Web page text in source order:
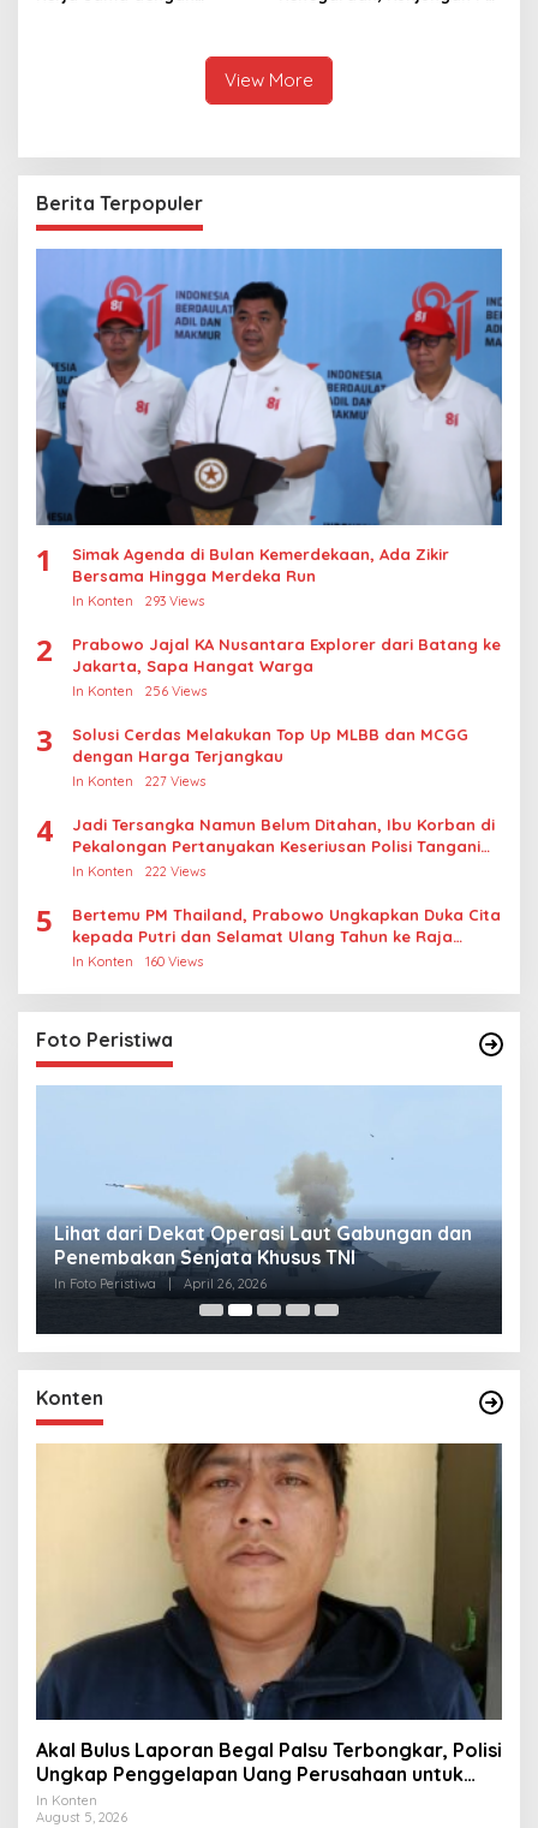
View More
Berita Terpopuler
1
Simak Agenda di Bulan Kemerdekaan, Ada Zikir
Bersama Hingga Merdeka Run
In Konten 293 Views
2
Prabowo Jajal KA Nusantara Explorer dari Batang ke
Jakarta, Sapa Hangat Warga
In Konten 256 Views
3
Solusi Cerdas Melakukan Top Up MLBB dan MCGG
dengan Harga Terjangkau
In Konten 227 Views
4
Jadi Tersangka Namun Belum Ditahan, Ibu Korban di
Pekalongan Pertanyakan Keseriusan Polisi Tangani
Kasus Rudapksa Sampai Anaknya Hamil
In Konten 222 Views
5
Bertemu PM Thailand, Prabowo Ungkapkan Duka Cita
kepada Putri dan Selamat Ulang Tahun ke Raja
Thailand
In Konten 160 Views
Foto Peristiwa
Lihat dari Dekat Operasi Laut Gabungan dan
Penembakan Senjata Khusus TNI
In Foto Peristiwa April 26, 2026
Konten
Akal Bulus Laporan Begal Palsu Terbongkar, Polisi
Ungkap Penggelapan Uang Perusahaan untuk
Crypto
In Konten
August 5, 2026